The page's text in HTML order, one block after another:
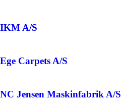
IKM A/S
Ege Carpets A/S
NC Jensen Maskinfabrik A/S